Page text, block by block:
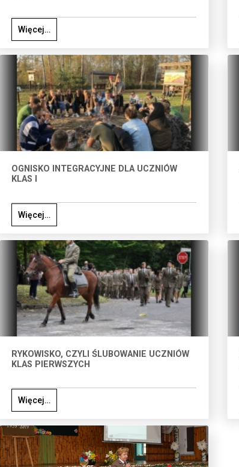
Więcej…
OGNISKO INTEGRACYJNE DLA UCZNIÓW
KLAS I
Więcej…
RYKOWISKO, CZYLI ŚLUBOWANIE UCZNIÓW
KLAS PIERWSZYCH
Więcej…